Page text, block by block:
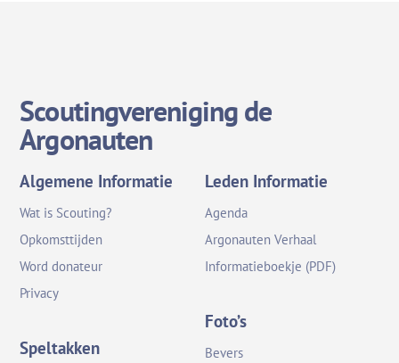
Scoutingvereniging de
Argonauten
Algemene Informatie
Wat is Scouting?
Opkomsttijden
Word donateur
Privacy
Speltakken
Leden Informatie
Agenda
Argonauten Verhaal
Informatieboekje (PDF)
Foto’s
Bevers